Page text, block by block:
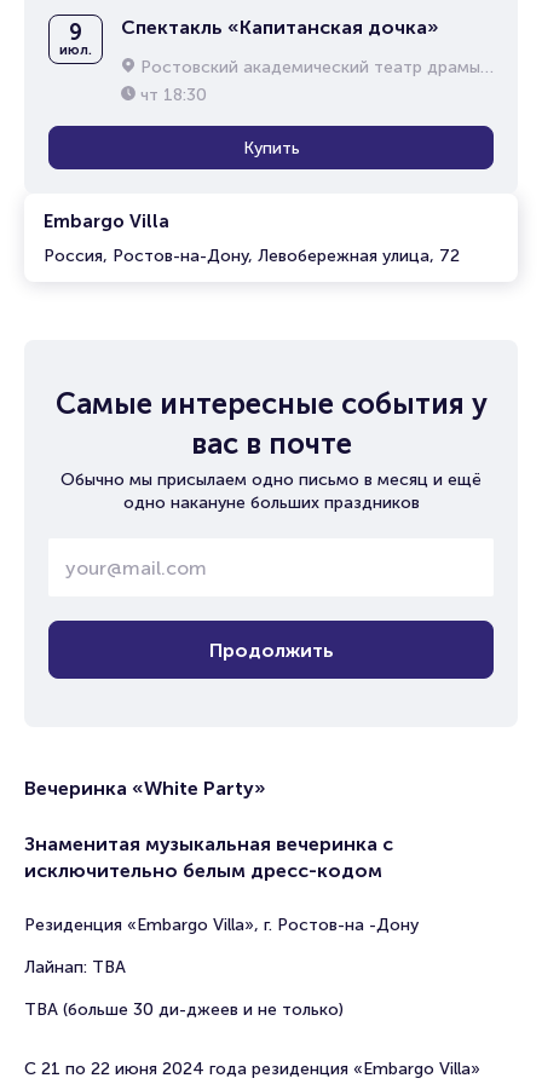
Embargo Villa
Россия, Ростов-на-Дону, Левобережная улица, 72
9
июл.
Спектакль «Капитанская дочка»
Ростовский академический театр драмы им. М.Горького
чт 18:30
Купить
Самые интересные события у
вас в почте
Обычно мы присылаем одно письмо в месяц и ещё
одно накануне больших праздников
Продолжить
Вечеринка «White Party»
Знаменитая музыкальная вечеринка с
исключительно белым дресс-кодом
Резиденция «Embargo Villa», г. Ростов-на -Дону
Лайнап: TBA
ТВА (больше 30 ди-джеев и не только)
С 21 по 22 июня 2024 года резиденция «Embargo Villa»